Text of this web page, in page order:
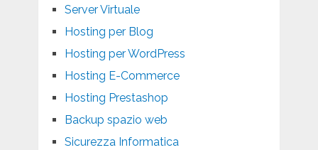
Server Virtuale
Hosting per Blog
Hosting per WordPress
Hosting E-Commerce
Hosting Prestashop
Backup spazio web
Sicurezza Informatica